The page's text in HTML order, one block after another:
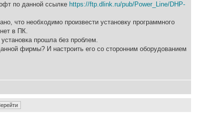
по данной ссылке https://ftp.dlink.ru/pub/Power_Line/DHP-
что необходимо произвести установку программного
в ПК.
прошла без проблем.
фирмы? И настроить его со сторонним оборудованием